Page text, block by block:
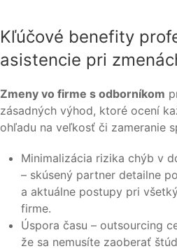
Kľúčové benefity
asistencie pri
Zmeny vo firme s odborníkom
zásadných výhod, ktoré ocení
ohľadu na veľkosť či zameranie
Minimalizácia rizika chýb v
– skúsený partner detailne
a aktuálne postupy pri
firme.
Úspora času – outsourcing
že sa nemusíte zaoberať